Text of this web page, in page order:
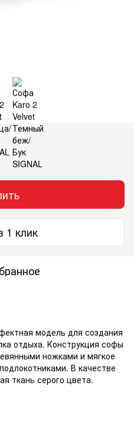
1 клик
модель для создания
отдыха. Конструкция софы
ножками и мягкое
В качестве
ткань серого цвета.